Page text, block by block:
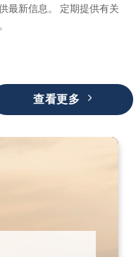
最新信息。 定期提供有关
查看更多